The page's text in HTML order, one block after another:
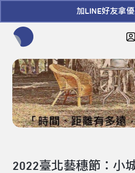
加LINE好友拿
2022臺北藝穗節：小